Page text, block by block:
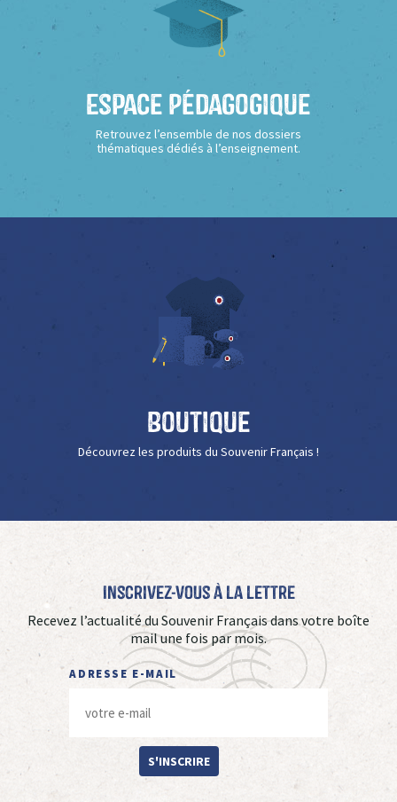
Espace Pédagogique
Retrouvez l’ensemble de nos dossiers
thématiques dédiés à l’enseignement.
Boutique
Découvrez les produits du Souvenir Français !
Inscrivez-vous à La Lettre
Recevez l’actualité du Souvenir Français dans votre boîte
mail une fois par mois.
ADRESSE E-MAIL
S'INSCRIRE